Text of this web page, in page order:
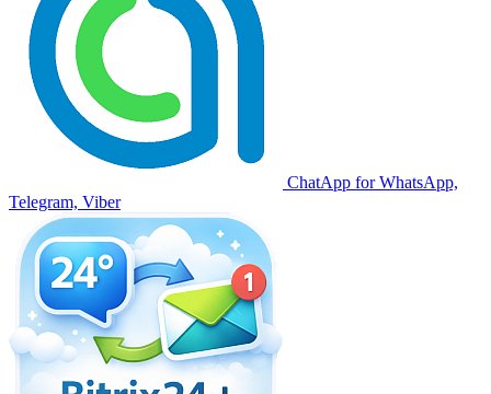
ChatApp for WhatsApp,
Telegram, Viber